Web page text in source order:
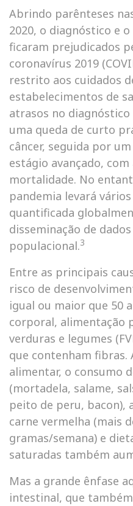
Abrindo parênteses
2020, o diagnóstico e
ficaram prejudicados
coronavírus 2019
restrito aos cuidados
estabelecimentos de
atrasos no
uma queda de curto
câncer, seguida por
estágio avançado,
mortalidade. No
pandemia levará
quantificada
disseminação de
populacional.3
Entre as principais
risco de
igual ou maior que 50
corporal, alimentação
verduras e legumes
que contenham fibras.
alimentar, o consumo
(mortadela, salame,
peito de peru, bacon),
carne vermelha (mais
gramas/semana) e
saturadas também
Mas a grande ênfase
intestinal, que